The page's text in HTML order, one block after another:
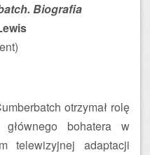
Biografia
otrzymał rolę
bohatera w
telewizyjnej adaptacji